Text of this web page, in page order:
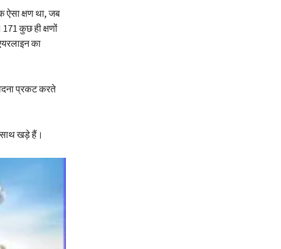
क्षण था, जब
कुछ ही क्षणों
का
प्रकट करते
खड़े हैं।